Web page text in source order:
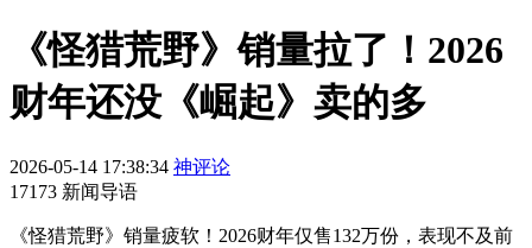
《怪猎荒野》销量拉了！2026
财年还没《崛起》卖的多
2026-05-14 17:38:34 神评论
17173 新闻导语
《怪猎荒野》销量疲软！2026财年仅售132万份，表现不及前